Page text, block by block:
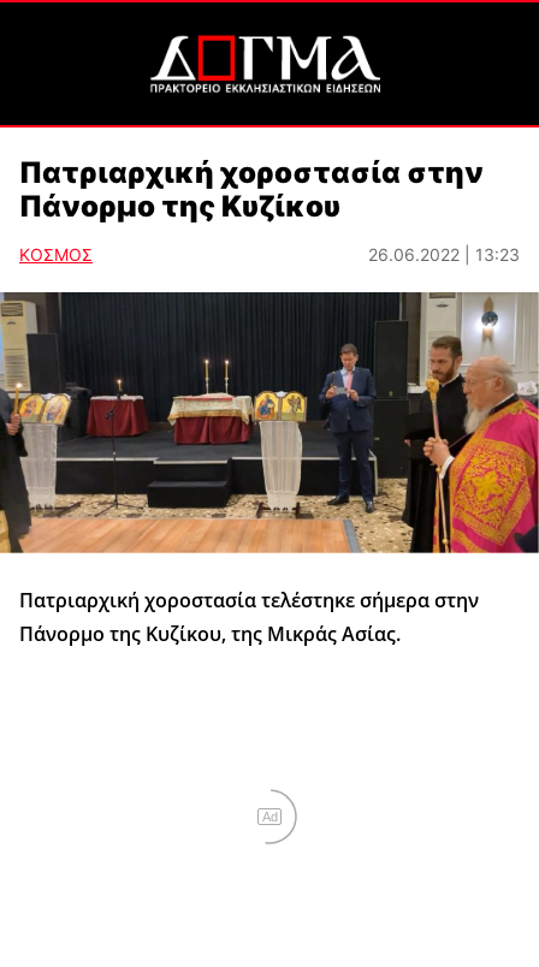
Πατριαρχική χοροστασία στην
Πάνορμο της Κυζίκου
ΚΟΣΜΟΣ 26.06.2022 | 13:23
Πατριαρχική χοροστασία τελέστηκε σήμερα στην
Πάνορμο της Κυζίκου, της Μικράς Ασίας.
Ad